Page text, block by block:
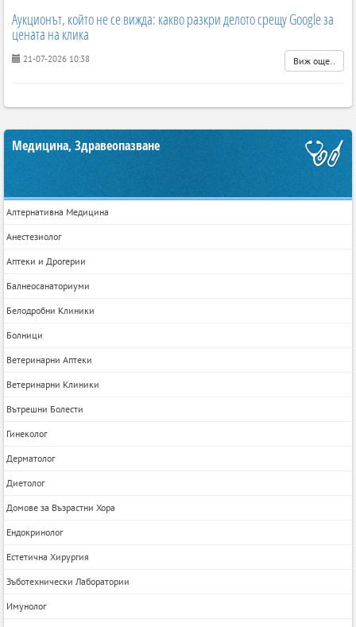
Аукционът, който не се вижда: какво разкри делото срещу Google за
цената на клика
21-07-2026 10:38 Виж още..
Медицина, Здравеопазване
Алтернативна Медицина
Анестезиолог
Аптеки и Дрогерии
Балнеосанаториуми
Белодробни Клиники
Болници
Ветеринарни Аптеки
Ветеринарни Клиники
Вътрешни Болести
Гинеколог
Дерматолог
Диетолог
Домове за Възрастни Хора
Ендокринолог
Естетична Хирургия
Зъботехнически Лаборатории
Имунолог